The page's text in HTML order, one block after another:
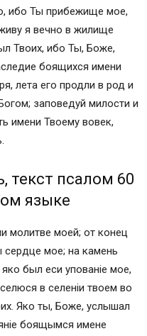
ибо Ты прибежище мое,
я вечно в жилище
Твоих, ибо Ты, Боже,
боящихся имени
лета его продли в род и
заповедуй милости и
имени Твоему вовек,
текст псалом 60
языке
молитве моей; от конeц
сердце мое; на камень
был eси упованiе мое,
в селенiи твоем во
Яко ты, Боже, услышал
боящымся имене